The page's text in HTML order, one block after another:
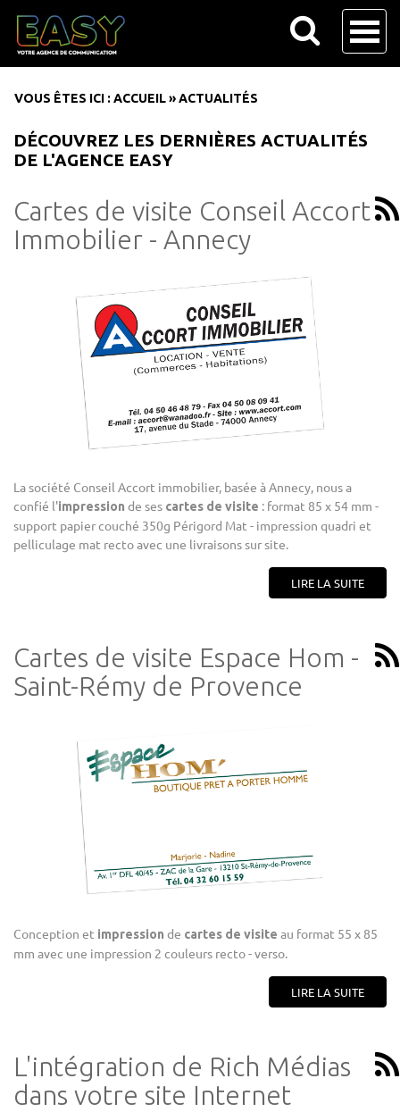
VOUS ÊTES ICI : ACCUEIL»ACTUALITÉS
DÉCOUVREZ LES DERNIÈRES ACTUALITÉS
DE L'AGENCE EASY
Cartes de visite Conseil Accort
Immobilier - Annecy
La société Conseil Accort immobilier, basée à Annecy, nous a
confié l'impression de ses cartes de visite : format 85 x 54 mm -
support papier couché 350g Périgord Mat - impression quadri et
pelliculage mat recto avec une livraisons sur site.
LIRE LA SUITE
Cartes de visite Espace Hom -
Saint-Rémy de Provence
Conception et impression de cartes de visite au format 55 x 85
mm avec une impression 2 couleurs recto - verso.
LIRE LA SUITE
L'intégration de Rich Médias
dans votre site Internet